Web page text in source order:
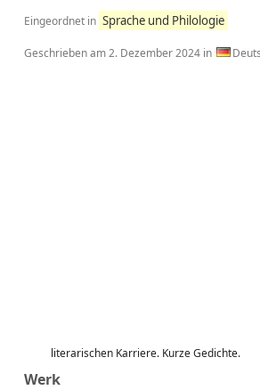
Eingeordnet in Sprache und Philologie
Geschrieben am2. Dezember 2024 in
literarischen Karriere. Kurze Gedichte.
Werk